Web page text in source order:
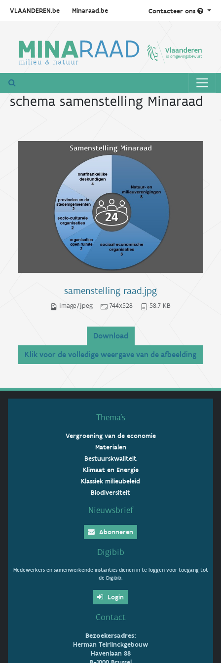
VLAANDEREN.be Minaraad.be Contacteer ons
schema samenstelling Minaraad
samenstelling raad.jpg
image/jpeg 744x528 58.7 KB
Download
Klik voor de volledige weergave van de afbeelding
Thema’s
Vergroening van de economie
Materialen
Bestuurskwaliteit
Klimaat en Energie
Klassiek milieubeleid
Biodiversiteit
Nieuwsbrief
Abonneren
Digibib
Medewerkers en samenwerkende instanties dienen in te loggen voor toegang tot
de Digibib.
Login
Contact
Bezoekersadres:
Herman Teirlinckgebouw
Havenlaan 88